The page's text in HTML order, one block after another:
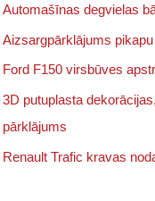
Automašīnas degvielas
Aizsargpārklājums
Ford F150 virsbūves
3D putuplasta
pārklājums
Renault Trafic kravas